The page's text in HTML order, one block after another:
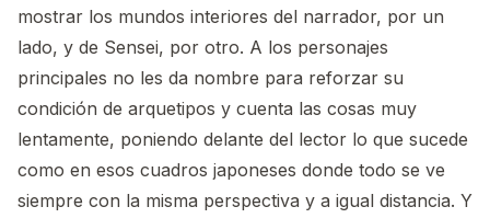
mostrar los mundos interiores del narrador, por un
lado, y de Sensei, por otro. A los personajes
principales no les da nombre para reforzar su
condición de arquetipos y cuenta las cosas muy
lentamente, poniendo delante del lector lo que sucede
como en esos cuadros japoneses donde todo se ve
siempre con la misma perspectiva y a igual distancia. Y